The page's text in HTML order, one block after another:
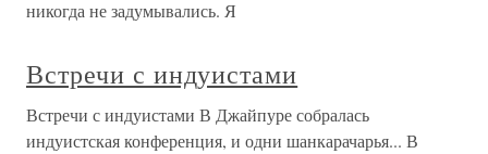
никогда не задумывались. Я
Встречи с индуистами
Встречи с индуистами В Джайпуре собралась
индуистская конференция, и одни шанкарачарья... В